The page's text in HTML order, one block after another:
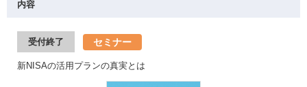
内容
受付終了 セミナー
新NISAの活用プランの真実とは